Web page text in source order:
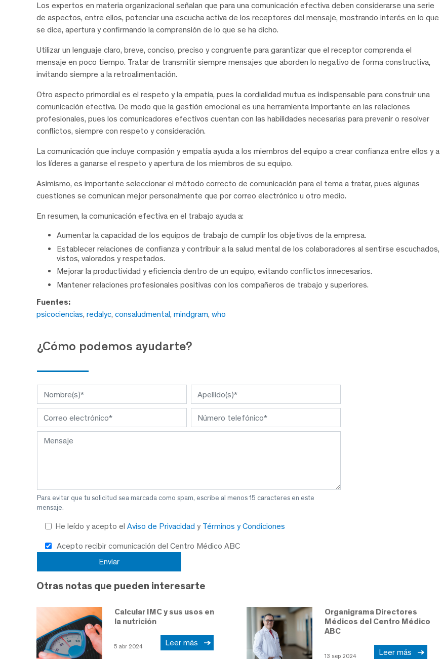
Los expertos en materia organizacional señalan que para una comunicación efectiva deben considerarse una serie
de aspectos, entre ellos, potenciar una escucha activa de los receptores del mensaje, mostrando interés en lo que
se dice, apertura y confirmando la comprensión de lo que se ha dicho.
Utilizar un lenguaje claro, breve, conciso, preciso y congruente para garantizar que el receptor comprenda el
mensaje en poco tiempo. Tratar de transmitir siempre mensajes que aborden lo negativo de forma constructiva,
invitando siempre a la retroalimentación.
Otro aspecto primordial es el respeto y la empatía, pues la cordialidad mutua es indispensable para construir una
comunicación efectiva. De modo que la gestión emocional es una herramienta importante en las relaciones
profesionales, pues los comunicadores efectivos cuentan con las habilidades necesarias para prevenir o resolver
conflictos, siempre con respeto y consideración.
La comunicación que incluye compasión y empatía ayuda a los miembros del equipo a crear confianza entre ellos y a
los líderes a ganarse el respeto y apertura de los miembros de su equipo.
Asimismo, es importante seleccionar el método correcto de comunicación para el tema a tratar, pues algunas
cuestiones se comunican mejor personalmente que por correo electrónico u otro medio.
En resumen, la comunicación efectiva en el trabajo ayuda a:
Aumentar la capacidad de los equipos de trabajo de cumplir los objetivos de la empresa.
Establecer relaciones de confianza y contribuir a la salud mental de los colaboradores al sentirse escuchados,
vistos, valorados y respetados.
Mejorar la productividad y eficiencia dentro de un equipo, evitando conflictos innecesarios.
Mantener relaciones profesionales positivas con los compañeros de trabajo y superiores.
Fuentes:
psicociencias, redalyc, consaludmental, mindgram, who
¿Cómo podemos ayudarte?
Para evitar que tu solicitud sea marcada como spam, escribe al menos 15 caracteres en este
mensaje.
He leído y acepto el Aviso de Privacidad y Términos y Condiciones
Acepto recibir comunicación del Centro Médico ABC
Otras notas que pueden interesarte
Calcular IMC y sus usos en
la nutrición
5 abr 2024 Leer más
Organigrama Directores
Médicos del Centro Médico
ABC
13 sep 2024 Leer más